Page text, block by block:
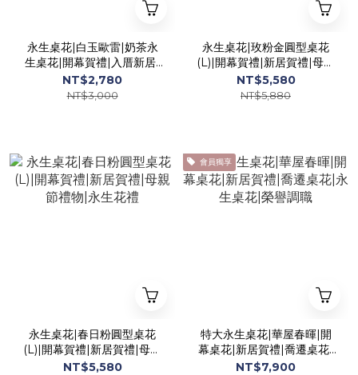
永生桌花|白玉歐雷|奶茶永
生桌花|開幕賀禮|入厝新居|
永生花盆花|珍珠桌花|奶白
色桌花
NT$2,780
NT$3,000
永生桌花|玫粉金圓型桌花
(L)|開幕賀禮|新居賀禮|母親
節禮物|永生花禮
NT$5,580
NT$5,880
永生桌花|春日粉圓型桌花
(L)|開幕賀禮|新居賀禮|母親
節禮物|永生花禮
NT$5,580
會員獨享
特大永生桌花|華屋春暉|開
幕桌花|新居賀禮|喬遷桌花|
永生桌花|榮譽調職
NT$7,900